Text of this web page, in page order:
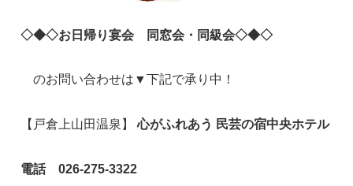
◇◆◇お日帰り宴会 同窓会・同級会◇◆◇
のお問い合わせは▼下記で承り中！
【戸倉上山田温泉】 心がふれあう 民芸の宿中央ホテル
電話 026-275-3322